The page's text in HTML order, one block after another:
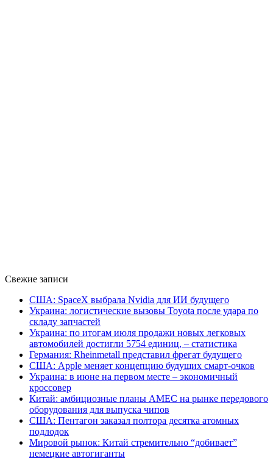
Свежие записи
США: SpaceX выбрала Nvidia для ИИ будущего
Украина: логистические вызовы Toyota после удара по
складу запчастей
Украина: по итогам июля продажи новых легковых
автомобилей достигли 5754 единиц, – статистика
Германия: Rheinmetall представил фрегат будущего
США: Apple меняет концепцию будущих смарт-очков
Украина: в июне на первом месте – экономичный
кроссовер
Китай: амбициозные планы AMEC на рынке передового
оборудования для выпуска чипов
США: Пентагон заказал полтора десятка атомных
подлодок
Мировой рынок: Китай стремительно “добивает”
немецкие автогиганты